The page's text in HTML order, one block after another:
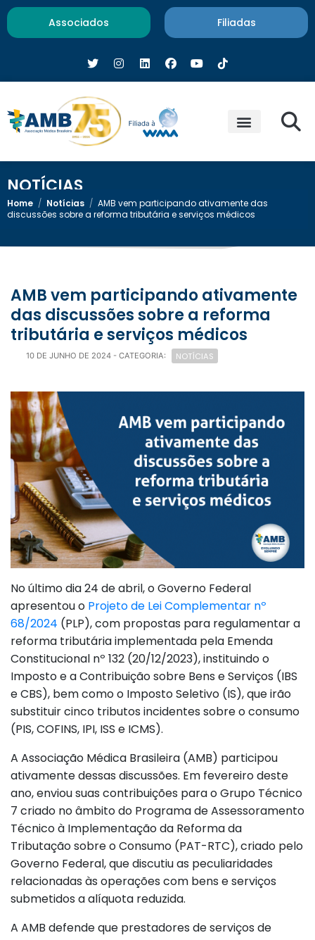
Associados Filiadas
NOTÍCIAS
Home / Notícias / AMB vem participando ativamente das
discussões sobre a reforma tributária e serviços médicos
AMB vem participando ativamente
das discussões sobre a reforma
tributária e serviços médicos
10 DE JUNHO DE 2024 - CATEGORIA: NOTÍCIAS
No último dia 24 de abril, o Governo Federal
apresentou o Projeto de Lei Complementar nº
68/2024 (PLP), com propostas para regulamentar a
reforma tributária implementada pela Emenda
Constitucional nº 132 (20/12/2023), instituindo o
Imposto e a Contribuição sobre Bens e Serviços (IBS
e CBS), bem como o Imposto Seletivo (IS), que irão
substituir cinco tributos incidentes sobre o consumo
(PIS, COFINS, IPI, ISS e ICMS).
A Associação Médica Brasileira (AMB) participou
ativamente dessas discussões. Em fevereiro deste
ano, enviou suas contribuições para o Grupo Técnico
7 criado no âmbito do Programa de Assessoramento
Técnico à Implementação da Reforma da
Tributação sobre o Consumo (PAT-RTC), criado pelo
Governo Federal, que discutiu as peculiaridades
relacionadas às operações com bens e serviços
submetidos a alíquota reduzida.
A AMB defende que prestadores de serviços de